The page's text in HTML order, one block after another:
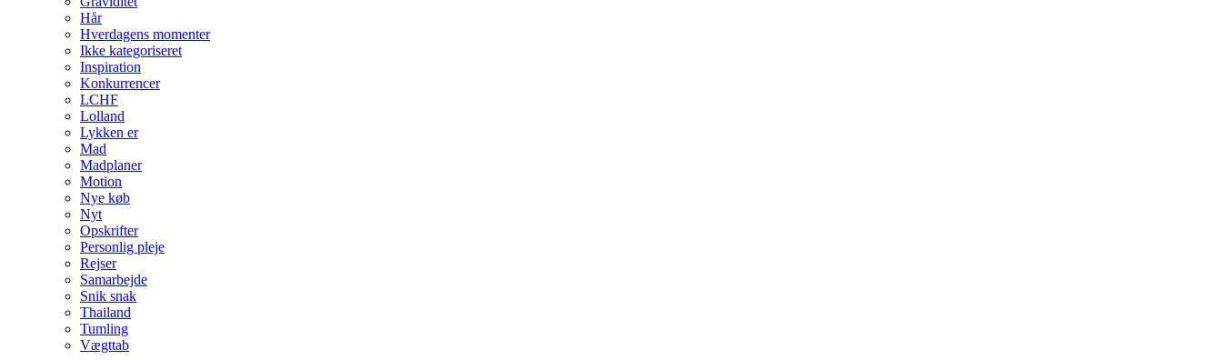
Hår
Hverdagens momenter
Ikke kategoriseret
Inspiration
Konkurrencer
LCHF
Lolland
Lykken er
Mad
Madplaner
Motion
Nye køb
Nyt
Opskrifter
Personlig pleje
Rejser
Samarbejde
Snik snak
Thailand
Tumling
Vægttab